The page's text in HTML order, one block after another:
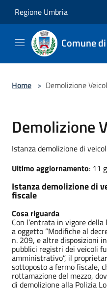
Regione Umbria
Comune
Home > Demolizione
Demolizione
Istanza demolizione di
Ultimo aggiornamento: 11
Istanza demolizione di
fiscale
Cosa riguarda
Con l’entrata in vigore
a oggetto “Modifiche al
n. 209, e altre disposizioni
pubblici registri dei veicoli
amministrativo”, il
sottoposto a fermo fiscale,
rottamazione del mezzo,
di demolizione alla Polizia